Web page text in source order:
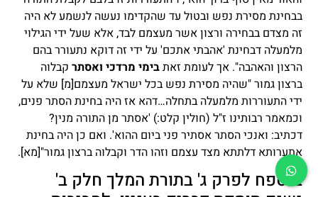
בבחינת מסירת נפש ובטול עד שהקדימו נעשה לנשמע לא היה
זה מצדם בבחירה ורצון אשר מעצמם לבד, אלא שעל ידי הגילוי
מלמעלה דבחינת 'אהבתי אתכם' על ידי זה דוקא נתעורר בהם
הרצון והאהבה". אך לעומת זאתבימי מרדכי ואסתר קבלוה
ברצון גמור "שהיה מסירת נפש בכל ישראל מעצמם[מ] שלא על
ידי התעוררות מלמעלה בתחלה…דהא אז היה בחינת הסתר פנים,
וכמאמר רבותינו ז"ל (חולין קלט:) 'אסתר מן התורה מנין?
דכתיב: ואנכי הסתר אסתיר פני ביום ההוא'. ואם כן היה בחינת
אתערותא דלתתא מצד עצמם וזהו הדר וקבלוה ברצון גמור"[מא].
בנספח לפרק ג' בתורת המלך חלק ב'